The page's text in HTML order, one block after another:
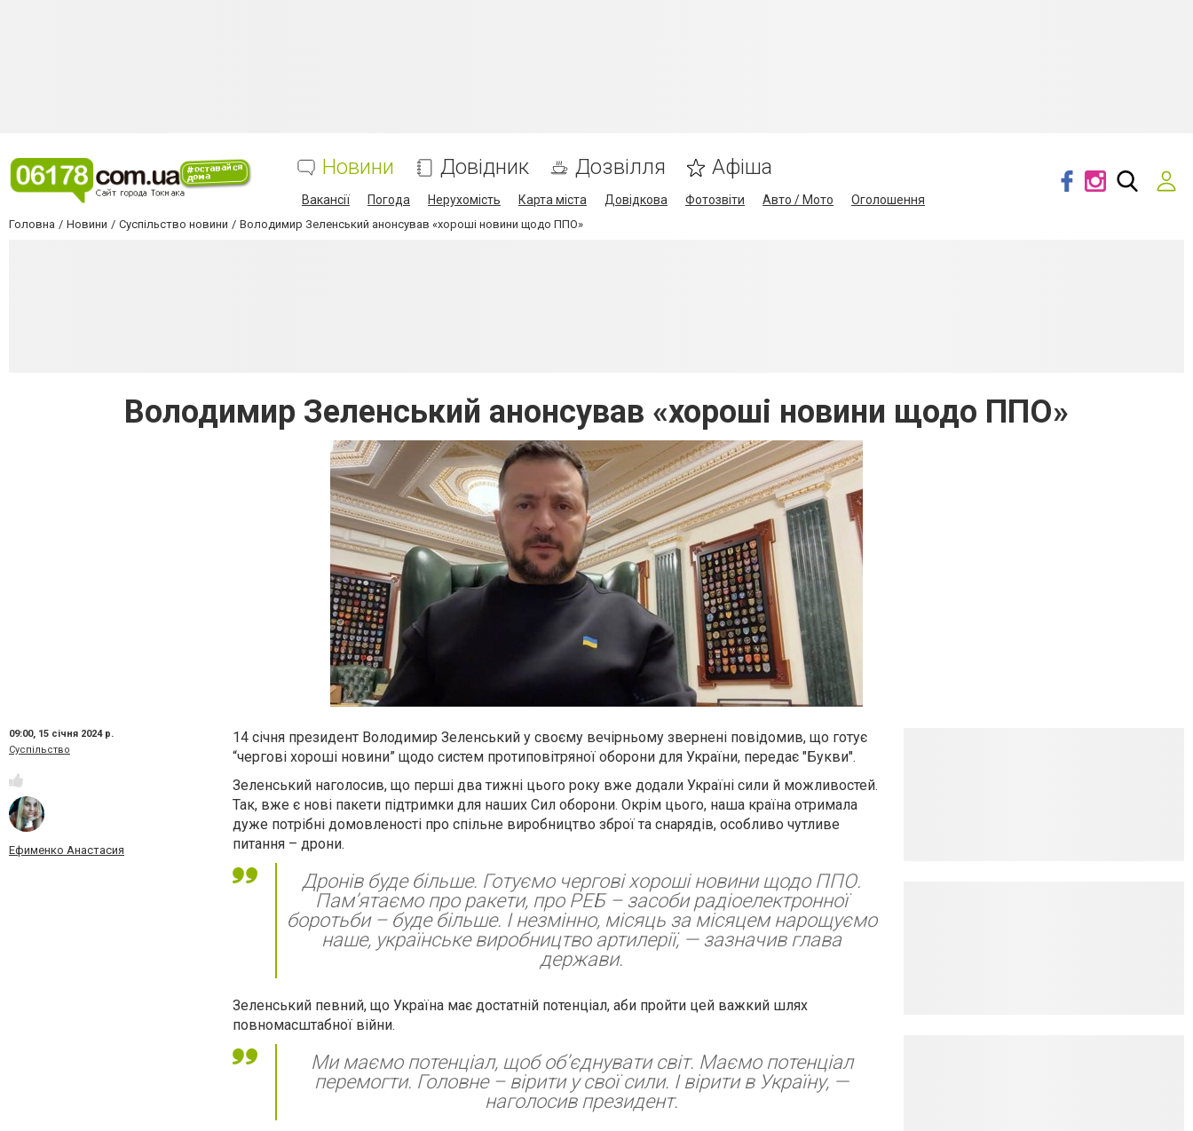
Новини Довідник Дозвілля Афіша
Вакансії Погода Нерухомість Карта міста Довідкова Фотозвіти Авто / Мото Оголошення
Головна Новини Суспільство новини Володимир Зеленський анонсував «хороші новини щодо ППО»
Володимир Зеленський анонсував «хороші новини щодо ППО»
09:00, 15 січня 2024 р.
Суспільство
Ефименко Анастасия
14 січня президент Володимир Зеленський у своєму вечірньому звернені повідомив, що готує
“чергові хороші новини” щодо систем протиповітряної оборони для України, передає "Букви".
Зеленський наголосив, що перші два тижні цього року вже додали Україні сили й можливостей.
Так, вже є нові пакети підтримки для наших Сил оборони. Окрім цього, наша країна отримала
дуже потрібні домовленості про спільне виробництво зброї та снарядів, особливо чутливе
питання – дрони.
Дронів буде більше. Готуємо чергові хороші новини щодо ППО.
Пам’ятаємо про ракети, про РЕБ – засоби радіоелектронної
боротьби – буде більше. І незмінно, місяць за місяцем нарощуємо
наше, українське виробництво артилерії, — зазначив глава
держави.
Зеленський певний, що Україна має достатній потенціал, аби пройти цей важкий шлях
повномасштабної війни.
Ми маємо потенціал, щоб об’єднувати світ. Маємо потенціал
перемогти. Головне – вірити у свої сили. І вірити в Україну, —
наголосив президент.